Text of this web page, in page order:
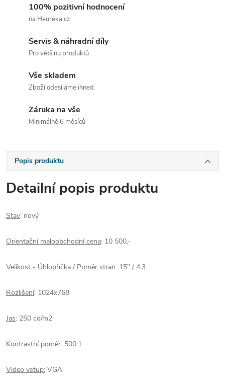
100% pozitivní hodnocení
na Heureka.cz
Servis & náhradní díly
Pro většinu produktů
Vše skladem
Zboží odesíláme ihned
Záruka na vše
Minimálně 6 měsíců
Popis produktu
Detailní popis produktu
Stav: nový
Orientační maloobchodní cena: 10 500,-
Velikost - Úhlopříčka / Poměr stran: 15" / 4:3
Rozlišení: 1024x768
Jas: 250 cd/m2
Kontrastní poměr: 500:1
Video vstup: VGA